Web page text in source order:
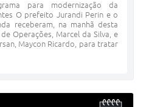
para modernização da
O prefeito Jurandi Perin e o
receberam, na manhã desta
Operações, Marcel da Silva, e
Maycon Ricardo, para tratar